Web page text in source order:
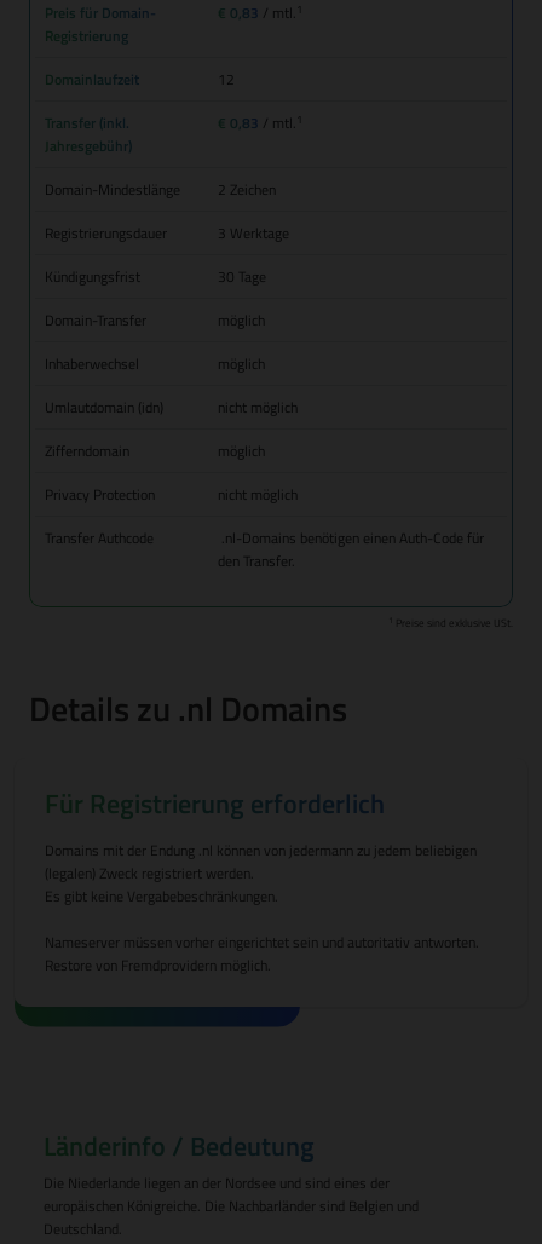
Preis für Domain-
Registrierung
€ 0,83 / mtl.
Domainlaufzeit
12
Transfer (inkl.
Jahresgebühr)
€ 0,83 / mtl.
Domain-Mindestlänge
2 Zeichen
Registrierungsdauer
3 Werktage
Kündigungsfrist
30 Tage
Domain-Transfer
möglich
Inhaberwechsel
möglich
Umlautdomain (idn)
nicht möglich
Zifferndomain
möglich
Privacy Protection
nicht möglich
Transfer Authcode
.nl-Domains benötigen einen Auth-Code für
den Transfer.
Preise sind exklusive USt.
Details zu .nl Domains
Für Registrierung erforderlich
Domains mit der Endung .nl können von jedermann zu jedem beliebigen
(legalen) Zweck registriert werden.
Es gibt keine Vergabebeschränkungen.
Nameserver müssen vorher eingerichtet sein und autoritativ antworten.
Restore von Fremdprovidern möglich.
Länderinfo / Bedeutung
Die Niederlande liegen an der Nordsee und sind eines der
europäischen Königreiche. Die Nachbarländer sind Belgien und
Deutschland.